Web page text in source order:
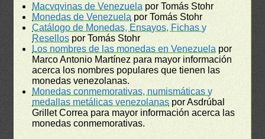
Macvqvinas de Venezuela por Tomás Stohr
Monedas de Venezuela por Tomás Stohr
Catálogo de Monedas, Ensayos, Fichas y
Resellos por Tomás Stohr
Los nombres de las monedas en Venezuela por
Marco Antonio Martínez para mayor información
acerca los nombres populares que tienen las
monedas venezolanas.
Monedas conmemorativas, numismáticas y
medallas metálicas venezolanas por Asdrúbal
Grillet Correa para mayor información acerca las
monedas conmemorativas.